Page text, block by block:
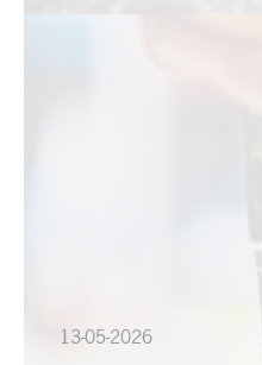
13-05-2026